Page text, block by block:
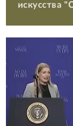
искусства